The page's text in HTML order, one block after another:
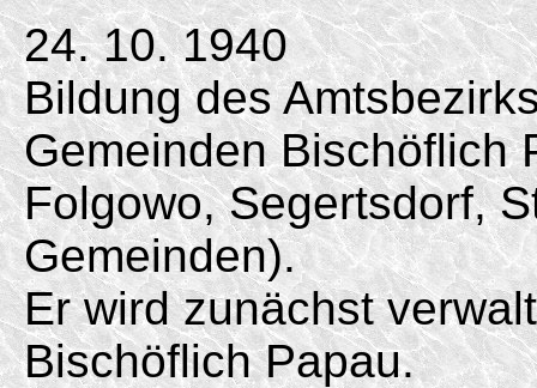
24. 10. 1940
Bildung des
Gemeinden Bischöflich
Folgowo, Segertsdorf,
Gemeinden).
Er wird zunächst
Bischöflich Papau.